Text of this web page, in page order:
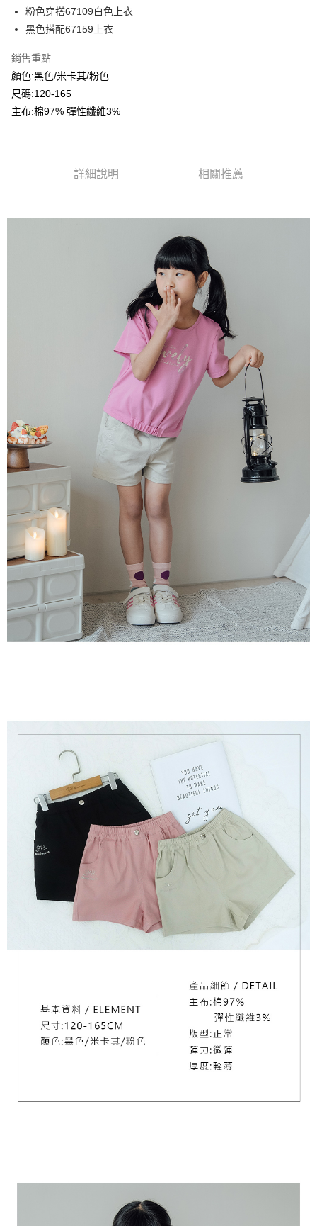
Google Pay
運送方式
全家付款取貨
每筆NT$80，滿NT$2,000(含以上)免運費
每筆NT$80，滿NT$2,000(含以上)免運費
每筆NT$80，滿NT$2,000(含以上)免運費
粉色穿搭67109白色上衣
黑色搭配67159上衣
銷售重點
顏色:黑色/米卡其/粉色
尺碼:120-165
主布:棉97% 彈性纖維3%
詳細說明 相關推薦